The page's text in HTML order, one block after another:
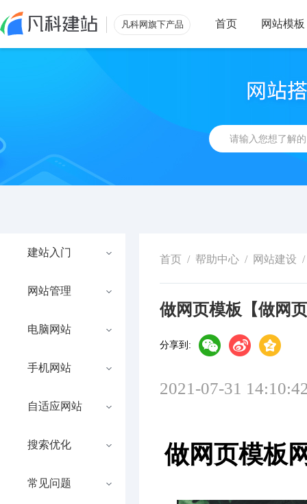
凡科网旗下产品 首页 网站模板
建站入门
网站管理
电脑网站
手机网站
自适应网站
搜索优化
常见问题
首页 / 帮助中心 / 网站建设 /
做网页模板【做网
分享到:
2021-07-31
做网页模板